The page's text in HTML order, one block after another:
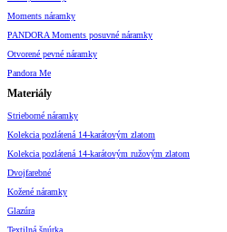
Moments náramky
PANDORA Moments posuvné náramky
Otvorené pevné náramky
Pandora Me
Materiály
Strieborné náramky
Kolekcia pozlátená 14-karátovým zlatom
Kolekcia pozlátená 14-karátovým ružovým zlatom
Dvojfarebné
Kožené náramky
Glazúra
Textilná šnúrka